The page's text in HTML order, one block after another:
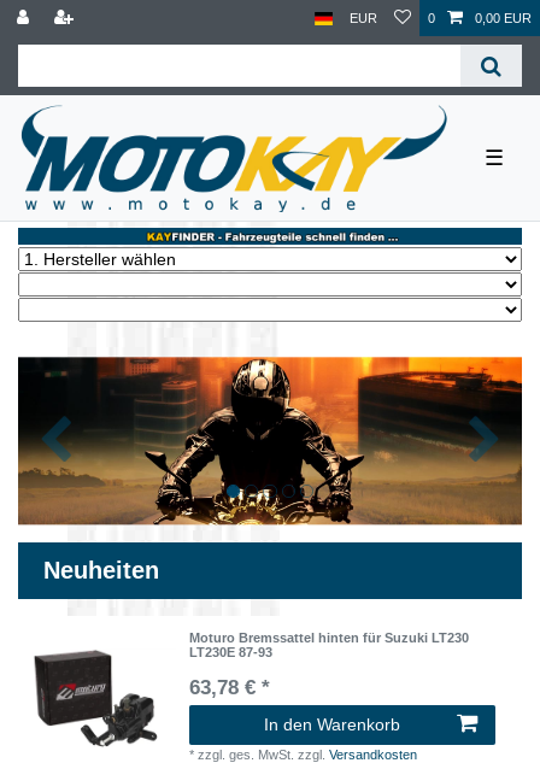
EUR 0 0,00 EUR
☰
Zurück
Neuheiten
Moturo Bremssattel hinten für Suzuki LT230
LT230E 87-93
63,78 € *
In den Warenkorb
*zzgl. ges. MwSt. zzgl.Versandkosten